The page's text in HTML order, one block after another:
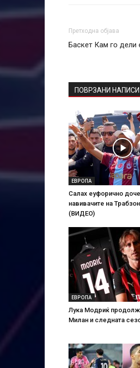
Претходна објава
Баскет Кам го
ПОВРЗАНИ НАПИСИ
ЕВРОПА
Салах еуфорично
навивачите на
(ВИДЕО)
ЕВРОПА
Лука Модриќ
Милан и следната